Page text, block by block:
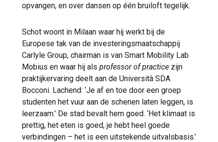
opvangen, en over dansen op één bruiloft tegelijk.
Schot woont in Milaan waar hij werkt bij de
Europese tak van de investeringsmaatschappij
Carlyle Group, chairman is van Smart Mobility Lab
Mobius en waar hij als professor of practice zijn
praktijkervaring deelt aan de Università SDA
Bocconi. Lachend: ‘Je af en toe door een groep
studenten het vuur aan de schenen laten leggen, is
leerzaam.’ De stad bevalt hem goed. ‘Het klimaat is
prettig, het eten is goed, je hebt heel goede
verbindingen – het is een uitstekende uitvalsbasis.’